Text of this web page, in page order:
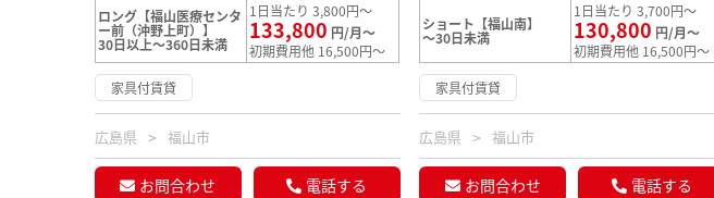
ロング【福山医療センタ
ー前（沖野上町）】
30日以上～360日未満
1日当たり 3,800円～
133,800 円/月～
初期費用他 16,500円～
家具付賃貸
広島県 福山市
お問合わせ 電話する
ショート【福山南】
～30日未満
1日当たり 3,700円～
130,800 円/月～
初期費用他 16,500円～
家具付賃貸
広島県 福山市
お問合わせ 電話する